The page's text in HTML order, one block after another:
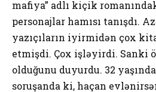
mafiya” adlı kiçik
personajlar hamısı tanışdı.
yazıçıların iyirmidən çox
etmişdi. Çox işləyirdi. Sanki
olduğunu duyurdu. 32
soruşanda ki, haçan